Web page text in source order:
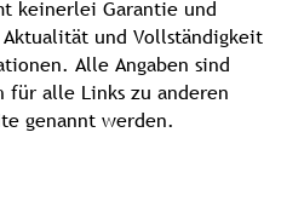
keinerlei Garantie und
und Vollständigkeit
Alle Angaben sind
für alle Links zu anderen
genannt werden.